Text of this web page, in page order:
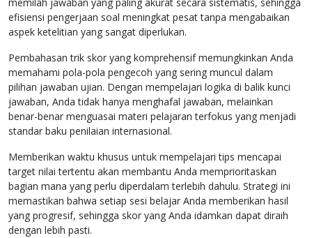
memilah jawaban yang paling akurat secara sistematis, sehingga
efisiensi pengerjaan soal meningkat pesat tanpa mengabaikan
aspek ketelitian yang sangat diperlukan.
Pembahasan trik skor yang komprehensif memungkinkan Anda
memahami pola-pola pengecoh yang sering muncul dalam
pilihan jawaban ujian. Dengan mempelajari logika di balik kunci
jawaban, Anda tidak hanya menghafal jawaban, melainkan
benar-benar menguasai materi pelajaran terfokus yang menjadi
standar baku penilaian internasional.
Memberikan waktu khusus untuk mempelajari tips mencapai
target nilai tertentu akan membantu Anda memprioritaskan
bagian mana yang perlu diperdalam terlebih dahulu. Strategi ini
memastikan bahwa setiap sesi belajar Anda memberikan hasil
yang progresif, sehingga skor yang Anda idamkan dapat diraih
dengan lebih pasti.